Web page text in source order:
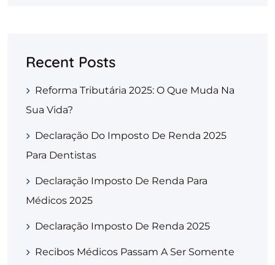
Recent Posts
Reforma Tributária 2025: O Que Muda Na
Sua Vida?
Declaração Do Imposto De Renda 2025
Para Dentistas
Declaração Imposto De Renda Para
Médicos 2025
Declaração Imposto De Renda 2025
Recibos Médicos Passam A Ser Somente